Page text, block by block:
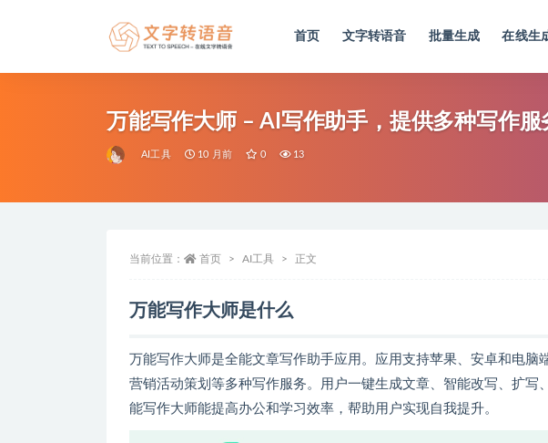
首页 文字转语音 批量生成 在线生
万能写作大师 – AI写作助手，提供多种写作服
AI工具 10 月前 0 13
当前位置： 首页 AI工具 正文
万能写作大师是什么
万能写作大师是全能文章写作助手应用。应用支持苹果、安卓和电脑
营销活动策划等多种写作服务。用户一键生成文章、智能改写、扩写
能写作大师能提高办公和学习效率，帮助用户实现自我提升。